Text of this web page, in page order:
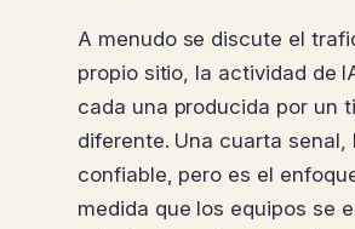
A menudo se discute el
propio sitio, la actividad de
cada una producida por un
diferente. Una cuarta
confiable, pero es el
medida que los equipos se